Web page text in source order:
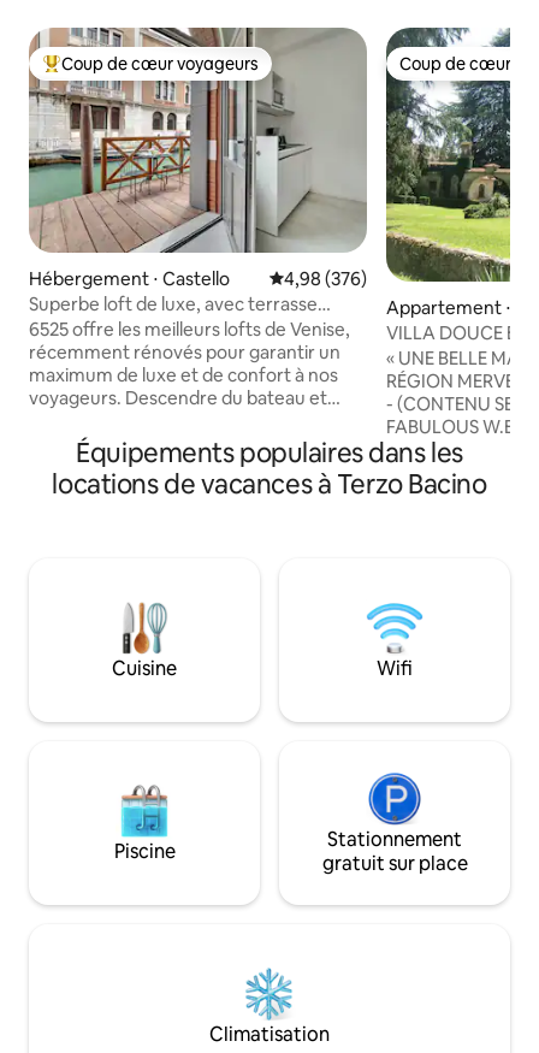
Coups de cœur voyageurs les plus appréciés
Coup de cœur voyageurs
Hébergement ⋅ Castello Évaluation moyenne sur la
4,98 (376)
Superbe loft de luxe, avec terrasse
privée sur le canal
6525 offre les meilleurs lofts de Venise,
récemment rénovés pour garantir un
maximum de luxe et de confort à nos
voyageurs. Descendre du bateau et
grâce à la magnifique terrasse privée qui
offre un espace pour dîner ou prendre
un cocktail en regardant le coucher du
et restaurants à proximité. Réservez dès
maintenant pour vivre une véritable
expérience vénitienne ! CODE
D'ENREGISTREMENT DE LA
régulière et autorisée) Le loft « Vittorio »
complètes et d'une belle banque privée.
Les chambres garantissent un maximum
de confort, elles sont lumineuses et
spacieuses. La première dispose d'un
très grand lit double et les deux autres
de lits simples très confortables. Vous
trouverez des salles de bains belles et
spacieuses, avec une grande douche
pour assurer une détente maximale. Le
salon est la pièce la plus lumineuse, avec
Coup de cœur
Coup de cœur
Appartement ⋅
o
VILLA DOUCE
DOLOMITES «
« UNE BELLE
RÉGION
- (CONTENU
FABULOUS W.E.
....perfect
and antic
(CONTENU
un très grand
du Prosecco » à
en voiture de
Cortina
étages,
de détente et des
logement : Vous aurez à votre
disposition 1
doubles, chacune
avec baignoire
et WC, salon
Équipements populaires dans les
locations de vacances à Terzo Bacino
Cuisine Wifi
Piscine
Stationnement
gratuit sur place
Climatisation